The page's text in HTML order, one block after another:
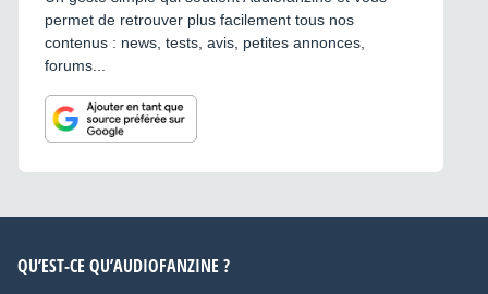
permet de retrouver plus facilement tous nos
contenus : news, tests, avis, petites annonces,
forums...
QU’EST-CE QU’AUDIOFANZINE ?